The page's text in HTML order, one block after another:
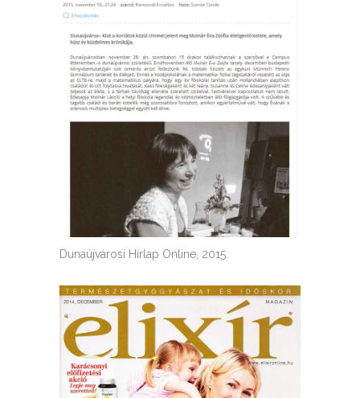
Dunaújvárosi Hírlap Online, 2015.